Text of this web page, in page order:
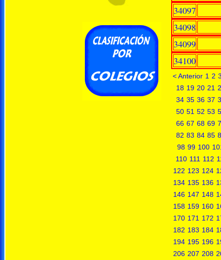
34097
34098
34099
34100
< Anterior 1 2
18 19 20 21
34 35 36 37
50 51 52 53
66 67 68 69
82 83 84 85
98 99 100
110 111 112
122 123 124
134 135 136
146 147 148
158 159 160
170 171 172
182 183 184
194 195 196
206 207 208